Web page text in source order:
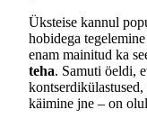
Üksteise kannul
hobidega
enam mainitud ka
teha. Samuti öeldi,
käimine jne – on